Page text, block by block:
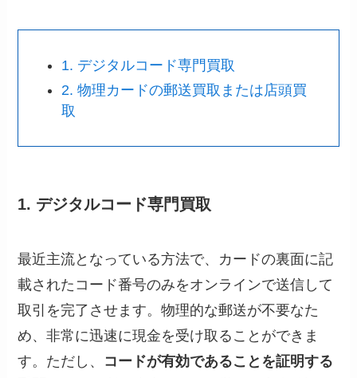
1. デジタルコード専門買取
2. 物理カードの郵送買取または店頭買
取
1. デジタルコード専門買取
最近主流となっている方法で、カードの裏面に記
載されたコード番号のみをオンラインで送信して
取引を完了させます。物理的な郵送が不要なた
め、非常に迅速に現金を受け取ることができま
す。ただし、 コードが有効であることを証明する